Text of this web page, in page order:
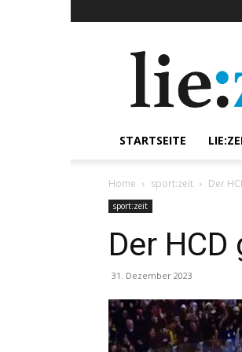
STARTSEITE
Home sport:zeit Der
sport:zeit
Der
31. Dezember 2023